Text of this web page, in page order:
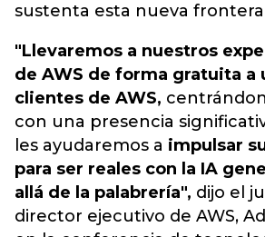
sustenta esta nueva
"Llevaremos a nuestros
de AWS de forma gratuita a
clientes de AWS,
con una presencia
les ayudaremos a impulsar
para ser reales con la IA
allá de la palabrería", dijo el
director ejecutivo de AWS,